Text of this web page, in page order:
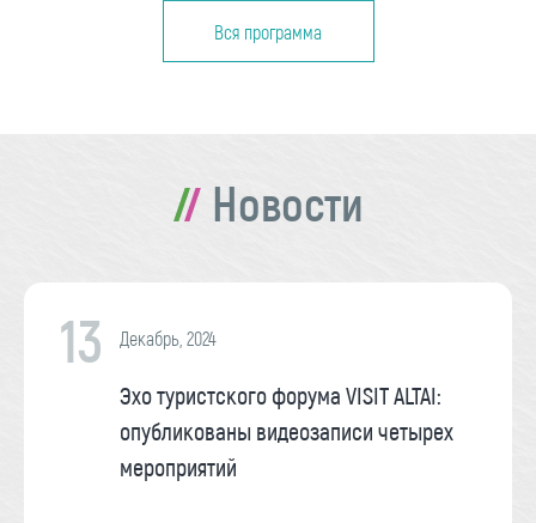
Вся программа
Новости
13 Декабрь, 2024
Эхо туристского форума VISIT ALTAI:
опубликованы видеозаписи четырех
мероприятий